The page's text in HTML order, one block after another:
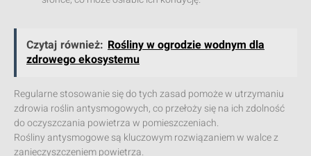
Czytaj również: Rośliny w ogrodzie wodnym dla
zdrowego ekosystemu
Regularne stosowanie się do tych zasad pomoże w utrzymaniu
zdrowia roślin antysmogowych, co przełoży się na ich zdolność
do oczyszczania powietrza w pomieszczeniach.
Rośliny antysmogowe są kluczowym rozwiązaniem w walce z
zanieczyszczeniem powietrza.